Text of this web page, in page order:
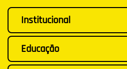
Institucional
Educação